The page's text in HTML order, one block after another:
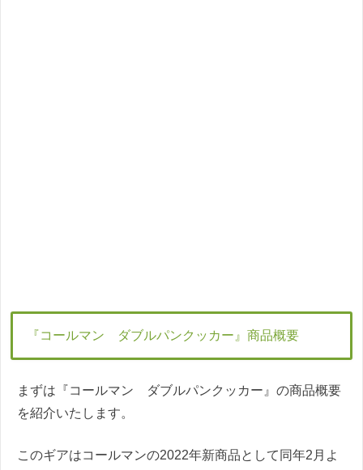
『コールマン ダブルパンクッカー』商品概要
まずは『コールマン ダブルパンクッカー』の商品概要
を紹介いたします。
このギアはコールマンの2022年新商品として同年2月よ